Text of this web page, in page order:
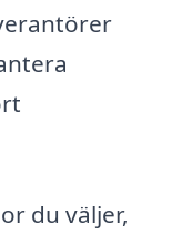
du väljer,